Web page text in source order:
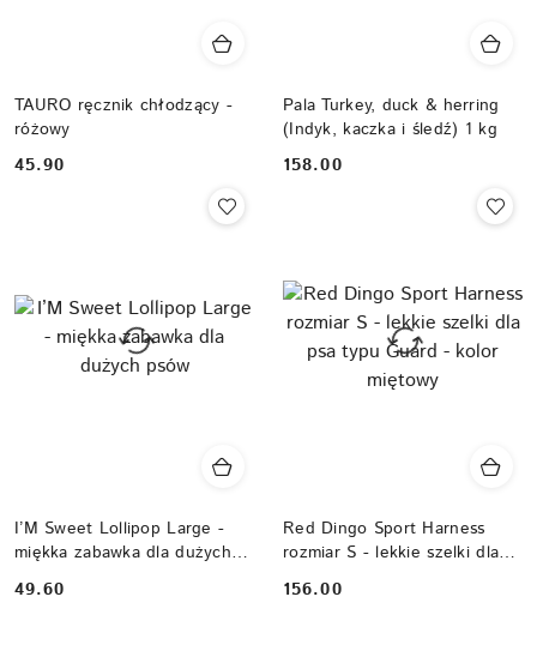
TAURO ręcznik chłodzący -
różowy
Cena:
45.90
Pala Turkey, duck & herring
(Indyk, kaczka i śledź) 1 kg
Cena:
158.00
I’M Sweet Lollipop Large -
miękka zabawka dla dużych
psów
Cena:
49.60
Red Dingo Sport Harness
rozmiar S - lekkie szelki dla
psa typu Guard - kolor
miętowy
Cena:
156.00